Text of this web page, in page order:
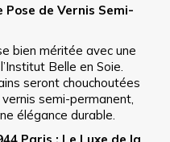
Pose de Vernis Semi-
bien méritée avec une
Belle en Soie.
seront chouchoutées
semi-permanent,
élégance durable.